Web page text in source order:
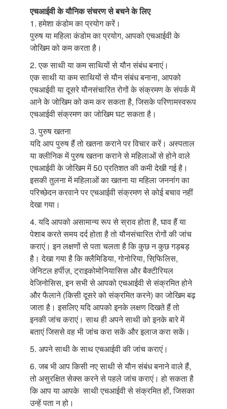
एचआईवी के यौनिक संचरण से बचने के लिए
1. हमेशा कंडोम का प्रयोग करें।
पुरुष या महिला कंडोम का प्रयोग, आपको एचआईवी के
जोखिम को कम करता है।
2. एक साथी या कम साथियों से यौन संबंध बनाएं।
एक साथी या कम साथियों से यौन संबंध बनाना, आपको
एचआईवी या दूसरे यौनसंचारित रोगों के संक्रमण के संपर्क में
आने के जोखिम को कम कर सकता है, जिसके परिणामस्वरूप
एचआईवी संक्रमण का जोखिम घट सकता है।
3. पुरुष खतना
यदि आप पुरुष हैं तो खतना कराने पर विचार करें। अस्पताल
या क्लीनिक में पुरुष खतना कराने से महिलाओं से होने वाले
एचआईवी के जोखिम में 50 प्रतिशत की कमी देखी गई है।
इसकी तुलना में महिलाओं का खतना या महिला जननांग का
परिच्छेदन करवाने पर एचआईवी संक्रमण से कोई बचाव नहीं
देखा गया।
4. यदि आपको असामान्य रूप से स्राव होता है, घाव हैं या
पेशाब करते समय दर्द होता है तो यौनसंचारित रोगों की जांच
कराएं। इन लक्षणों से पता चलता है कि कुछ न कुछ गड़बड़
है। देखा गया है कि क्लैमिडिया, गोनोरिया, सिफि़लिस,
जेनिटल हर्पीज़, ट्राइकोमोनियासिस और बैक्टीरियल
वेजिनोसिस, इन सभी से आपको एचआईवी से संक्रमित होने
और फैलाने (किसी दूसरे को संक्रमित करने) का जोखिम बढ़
जाता है। इसलिए यदि आपको इनके लक्षण दिखते हैं तो
इनकी जांच कराएं। साथ ही अपने साथी को इनके बारे में
बताएं जिससे वह भी जांच करा सकें और इलाज करा सकें।
5. अपने साथी के साथ एचआईवी की जांच कराएं।
6. जब भी आप किसी नए साथी से यौन संबंध बनाने वाले हैं,
तो असुरक्षित सेक्स करने से पहले जांच कराएं। हो सकता है
कि आप या आपके साथी एचआईवी से संक्रमित हों, जिसका
उन्हें पता न हो।